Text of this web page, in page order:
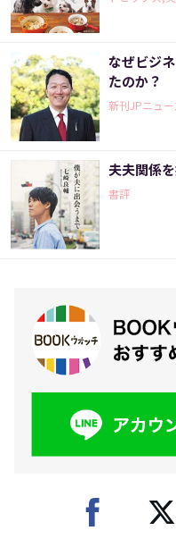
なぜビジ
たのか？
新刊JPニュー
夫夫関係
書評